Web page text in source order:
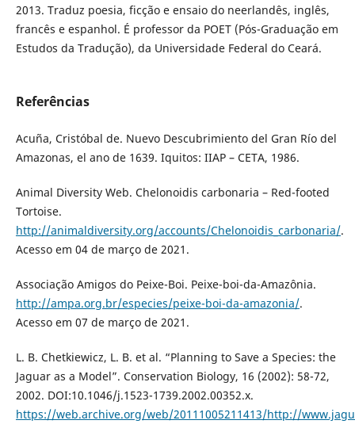
2013. Traduz poesia, ficção e ensaio do neerlandês, inglês,
francês e espanhol. É professor da POET (Pós-Graduação em
Estudos da Tradução), da Universidade Federal do Ceará.
Referências
Acuña, Cristóbal de. Nuevo Descubrimiento del Gran Río del
Amazonas, el ano de 1639. Iquitos: IIAP – CETA, 1986.
Animal Diversity Web. Chelonoidis carbonaria – Red-footed
Tortoise.
http://animaldiversity.org/accounts/Chelonoidis_carbonaria/.
Acesso em 04 de março de 2021.
Associação Amigos do Peixe-Boi. Peixe-boi-da-Amazônia.
http://ampa.org.br/especies/peixe-boi-da-amazonia/.
Acesso em 07 de março de 2021.
L. B. Chetkiewicz, L. B. et al. “Planning to Save a Species: the
Jaguar as a Model”. Conservation Biology, 16 (2002): 58-72,
2002. DOI:10.1046/j.1523-1739.2002.00352.x.
https://web.archive.org/web/20111005211413/http://